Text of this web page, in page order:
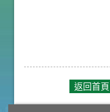
返回首頁